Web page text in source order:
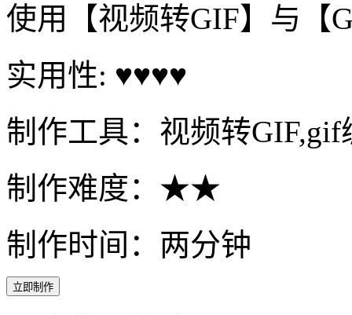
使用【视频转GIF】与【
实用性: ♥♥♥♥
制作工具：视频转GIF,gif
制作难度：★★
制作时间：两分钟
立即制作